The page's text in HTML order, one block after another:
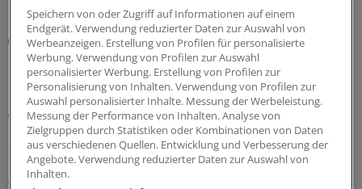
Notfallversorgung
Neuer Bereitschaftsdienst in Nordrhein ist ein
Erfolgsmodell
In nur zwölf Stunden waren die 6.000 Fahrdienste
vergeben: Der neu strukturierte ärztliche
Bereitschaftsdienst in Nordrhein wird gut angenommen.
Zuständig sind spezielle Kooperationsmediziner.
07.08.2026
Speichern von oder Zugriff auf Informationen auf einem
Endgerät. Verwendung reduzierter Daten zur Auswahl von
Werbeanzeigen. Erstellung von Profilen für personalisierte
Werbung. Verwendung von Profilen zur Auswahl
personalisierter Werbung. Erstellung von Profilen zur
Personalisierung von Inhalten. Verwendung von Profilen zur
Auswahl personalisierter Inhalte. Messung der Werbeleistung.
Messung der Performance von Inhalten. Analyse von
Zielgruppen durch Statistiken oder Kombinationen von Daten
aus verschiedenen Quellen. Entwicklung und Verbesserung der
Angebote. Verwendung reduzierter Daten zur Auswahl von
Inhalten.